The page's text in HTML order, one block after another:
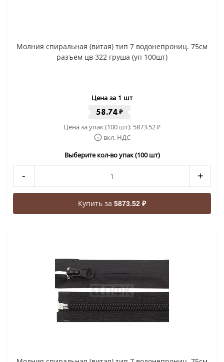
Молния спиральная (витая) тип 7 водонепрониц. 75см
разъем цв 322 груша (уп 100шт)
Цена за 1 шт
58.74₽
Цена за упак (100 шт): 5873.52₽
вкл. НДС
Выберите кол-во упак (100 шт)
- +
Купить за 5873.52 ₽